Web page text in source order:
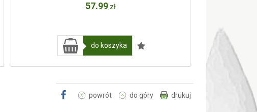
57.99 zł
do koszyka
powrót do góry drukuj